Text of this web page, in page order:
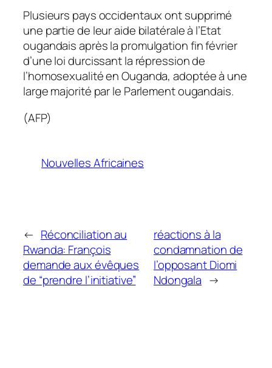
Plusieurs pays occidentaux ont supprimé
une partie de leur aide bilatérale à l’Etat
ougandais après la promulgation fin février
d’une loi durcissant la répression de
l’homosexualité en Ouganda, adoptée à une
large majorité par le Parlement ougandais.
(AFP)
Nouvelles Africaines
← Réconciliation au
Rwanda: François
demande aux évêques
de “prendre l’initiative”
réactions à la
condamnation de
l’opposant Diomi
Ndongala →